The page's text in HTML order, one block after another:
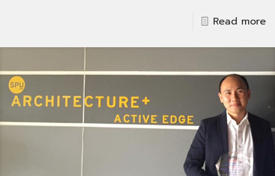
Read more